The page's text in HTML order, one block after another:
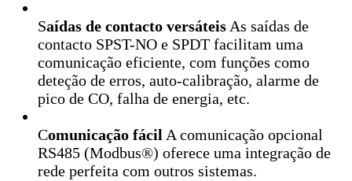
Saídas de contacto versáteis As saídas de
contacto SPST-NO e SPDT facilitam uma
comunicação eficiente, com funções como
deteção de erros, auto-calibração, alarme de
pico de CO, falha de energia, etc.
Comunicação fácil A comunicação opcional
RS485 (Modbus®) oferece uma integração de
rede perfeita com outros sistemas.